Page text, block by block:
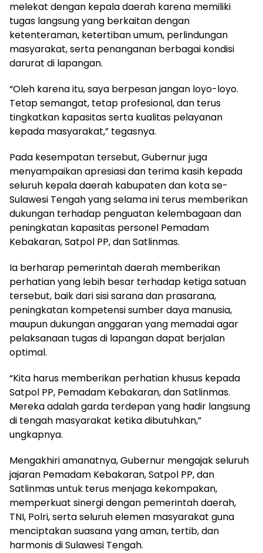
melekat dengan kepala daerah karena memiliki
tugas langsung yang berkaitan dengan
ketenteraman, ketertiban umum, perlindungan
masyarakat, serta penanganan berbagai kondisi
darurat di lapangan.
“Oleh karena itu, saya berpesan jangan loyo-loyo.
Tetap semangat, tetap profesional, dan terus
tingkatkan kapasitas serta kualitas pelayanan
kepada masyarakat,” tegasnya.
Pada kesempatan tersebut, Gubernur juga
menyampaikan apresiasi dan terima kasih kepada
seluruh kepala daerah kabupaten dan kota se-
Sulawesi Tengah yang selama ini terus memberikan
dukungan terhadap penguatan kelembagaan dan
peningkatan kapasitas personel Pemadam
Kebakaran, Satpol PP, dan Satlinmas.
Ia berharap pemerintah daerah memberikan
perhatian yang lebih besar terhadap ketiga satuan
tersebut, baik dari sisi sarana dan prasarana,
peningkatan kompetensi sumber daya manusia,
maupun dukungan anggaran yang memadai agar
pelaksanaan tugas di lapangan dapat berjalan
optimal.
“Kita harus memberikan perhatian khusus kepada
Satpol PP, Pemadam Kebakaran, dan Satlinmas.
Mereka adalah garda terdepan yang hadir langsung
di tengah masyarakat ketika dibutuhkan,”
ungkapnya.
Mengakhiri amanatnya, Gubernur mengajak seluruh
jajaran Pemadam Kebakaran, Satpol PP, dan
Satlinmas untuk terus menjaga kekompakan,
memperkuat sinergi dengan pemerintah daerah,
TNI, Polri, serta seluruh elemen masyarakat guna
menciptakan suasana yang aman, tertib, dan
harmonis di Sulawesi Tengah.